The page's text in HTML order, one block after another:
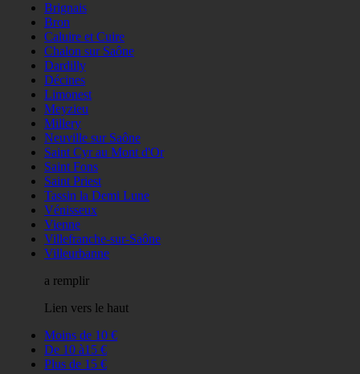
Brignais
Bron
Caluire et Cuire
Chalon sur Saône
Dardilly
Décines
Limonest
Meyzieu
Millery
Neuville sur Saône
Saint Cyr au Mont d'Or
Saint Fons
Saint Priest
Tassin la Demi Lune
Vénisseux
Vienne
Villefranche-sur-Saône
Villeurbanne
a remplir
Lien vers le haut
Moins de 10 €
De 10 à15 €
Plus de 15 €